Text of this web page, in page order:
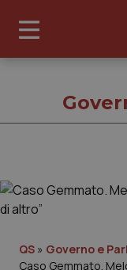
QS » Governo e
Caso Gemmato.